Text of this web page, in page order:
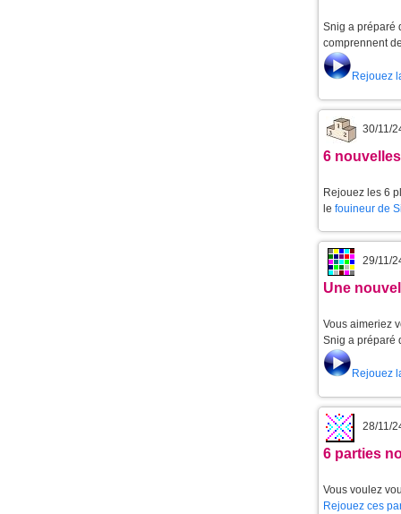
Snig a préparé
comprennent
Rejouez
30/11/
6
Rejouez les 6
le fouineur de
29/11/
Une
Vous aimeriez
Snig a préparé
Rejouez
28/11/
6 parties
Vous voulez
Rejouez ces